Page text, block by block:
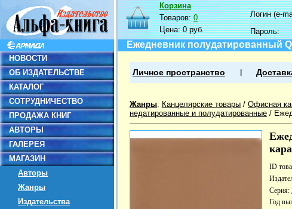
НОВОСТИ
ОБ ИЗДАТЕЛЬСТВЕ
КАТАЛОГ
СОТРУДНИЧЕСТВО
ПРОДАЖА КНИГ
АВТОРЫ
ГАЛЕРЕЯ
МАГАЗИН
Авторы
Жанры
Издательства
Корзина
Товаров:0
Цена:0 руб.
Логин (e-
Пароль:
Ежедневник полудатированный
Личное пространство
Жанры: Канцелярские товары / Офисная
недатированные и полудатированные /
ID
Серия:
Год